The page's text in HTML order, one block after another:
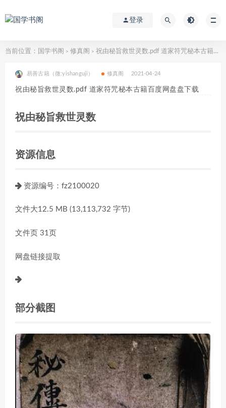
登录
当前位置： 国学书阁 > 修真阁 > 祝由秘旨救世灵数.pdf 道家符咒秘本古籍百度网盘盘下载
易善古籍（微:yishanguji） 修真阁 2021-04-24
祝由秘旨救世灵数.pdf 道家符咒秘本古籍百度网盘盘下载
祝由秘旨救世灵数
资源信息
资源编号：fz2100020
文件大12.5 MB (13,113,732 字节)
文件页 31页
网盘链接提取
部分截图